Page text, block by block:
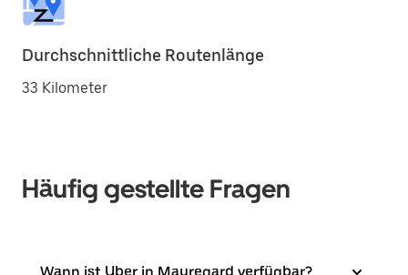
Durchschnittliche Routenlänge
33 Kilometer
Häufig gestellte Fragen